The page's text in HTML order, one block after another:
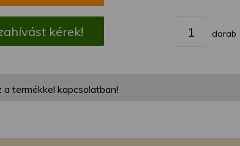
kérek! darab
a termékkel kapcsolatban!